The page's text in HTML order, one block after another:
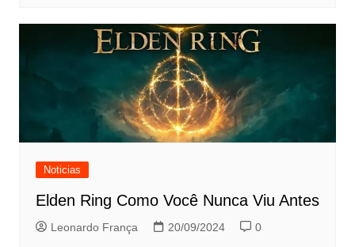
Noticias
Elden Ring Como Você Nunca Viu Antes
Leonardo França 20/09/2024 0